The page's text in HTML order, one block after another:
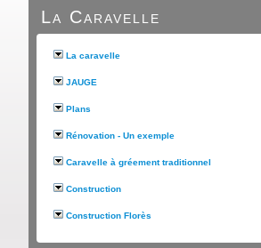
La Caravelle
La caravelle
JAUGE
Plans
Rénovation - Un exemple
Caravelle à gréement traditionnel
Construction
Construction Florès